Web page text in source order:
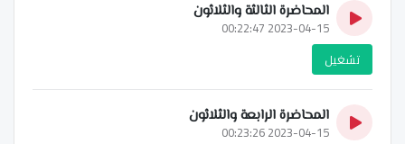
المحاضرة الثالثة والثلاثون
2023-04-15 00:22:47
تشغيل
المحاضرة الرابعة والثلاثون
2023-04-15 00:23:26